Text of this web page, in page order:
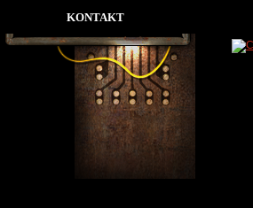
KONTAKT